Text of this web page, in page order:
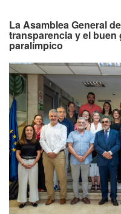
La Asamblea General
transparencia y el
paralímpico